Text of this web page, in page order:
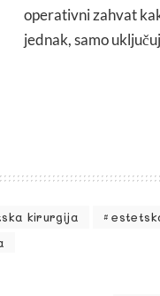
operativni zahvat
jednak, samo
kirurgija